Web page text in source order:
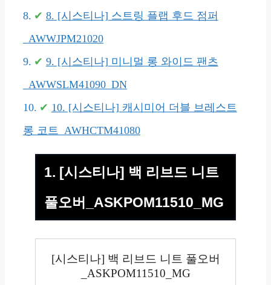
8. [시스티나] 스트링 플랩 후드 점퍼
_AWWJPM21020
9. [시스티나] 미니멀 롱 와이드 팬츠
_AWWSLM41090_DN
10. [시스티나] 캐시미어 더블 브레스트
롱 코트_AWHCTM41080
1. [시스티나] 백 리브드 니트
풀오버_ASKPOM11510_MG
[시스티나] 백 리브드 니트 풀오버
_ASKPOM11510_MG